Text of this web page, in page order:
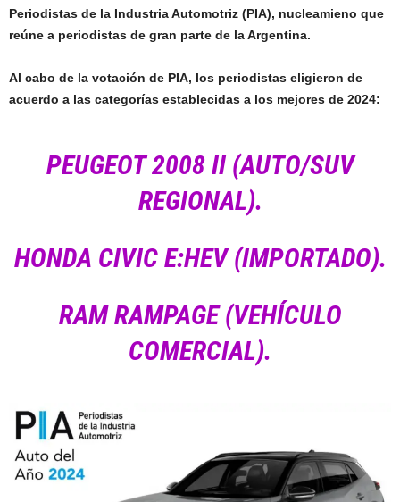
Periodistas de la Industria Automotriz (PIA), nucleamieno que
reúne a periodistas de gran parte de la Argentina.
Al cabo de la votación de PIA, los periodistas eligieron de
acuerdo a las categorías establecidas a los mejores de 2024:
PEUGEOT 2008 II (AUTO/SUV
REGIONAL).
HONDA CIVIC E:HEV (IMPORTADO).
RAM RAMPAGE (VEHÍCULO
COMERCIAL).